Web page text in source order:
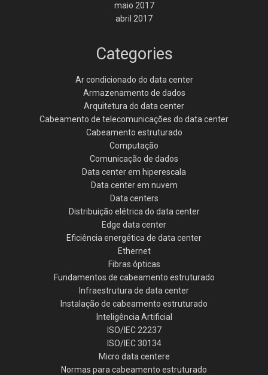
maio 2017
abril 2017
Categories
Ar condicionado do data center
Armazenamento de dados
Arquitetura do data center
Cabeamento de telecomunicações do data center
Cabeamento estruturado
Computação
Comunicação de dados
Data center em hiperescala
Data center em nuvem
Data centers
Distribuição elétrica do data center
Edge data center
Eficiência energética de data center
Ethernet
Fibras ópticas
Fundamentos de cabeamento estruturado
Infraestrutura de data center
Instalação de cabeamento estruturado
Inteligência Artificial
ISO/IEC 22237
ISO/IEC 30134
Micro data centere
Normas para cabeamento estruturado